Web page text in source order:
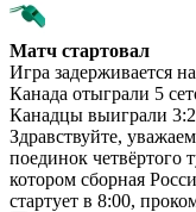
Матч стартовал
Игра задерживается
Канада отыграли 5
Канадцы выиграли
Здравствуйте,
поединок четвёртого
котором сборная
стартует в 8:00,